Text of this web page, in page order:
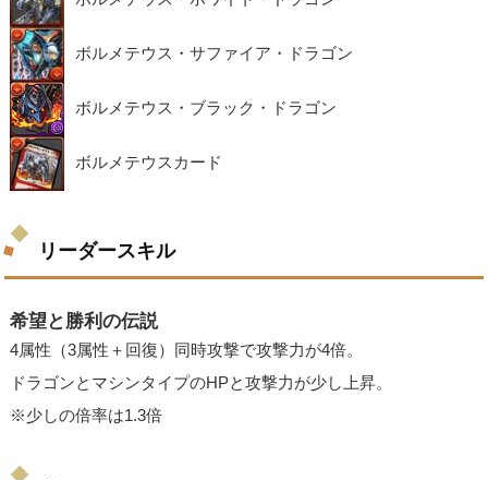
ボルメテウス・サファイア・ドラゴン
ボルメテウス・ブラック・ドラゴン
ボルメテウスカード
リーダースキル
希望と勝利の伝説
4属性（3属性＋回復）同時攻撃で攻撃力が4倍。
ドラゴンとマシンタイプのHPと攻撃力が少し上昇。
※少しの倍率は1.3倍